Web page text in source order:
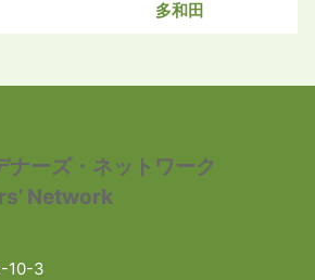
多和田
ナーズ・ネットワーク
Network
10-3